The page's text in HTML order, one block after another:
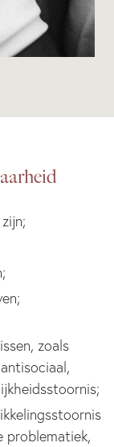
zoals
problematiek,